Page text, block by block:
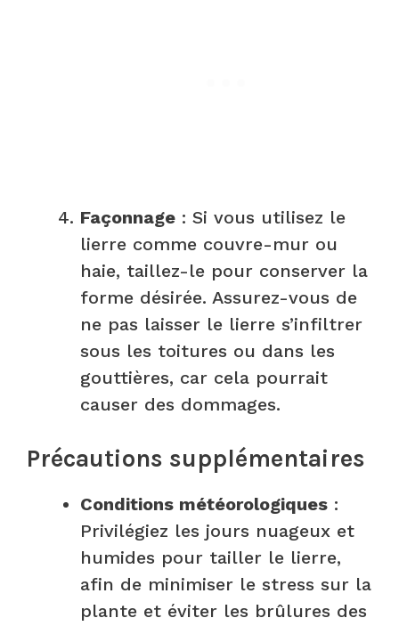
Façonnage : Si vous utilisez le
lierre comme couvre-mur ou
haie, taillez-le pour conserver la
forme désirée. Assurez-vous de
ne pas laisser le lierre s’infiltrer
sous les toitures ou dans les
gouttières, car cela pourrait
causer des dommages.
Précautions supplémentaires
Conditions météorologiques :
Privilégiez les jours nuageux et
humides pour tailler le lierre,
afin de minimiser le stress sur la
plante et éviter les brûlures des